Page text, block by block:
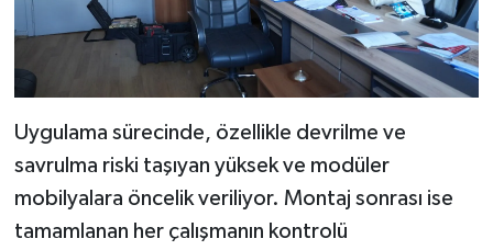
Uygulama sürecinde, özellikle devrilme ve
savrulma riski taşıyan yüksek ve modüler
mobilyalara öncelik veriliyor. Montaj sonrası ise
tamamlanan her çalışmanın kontrolü